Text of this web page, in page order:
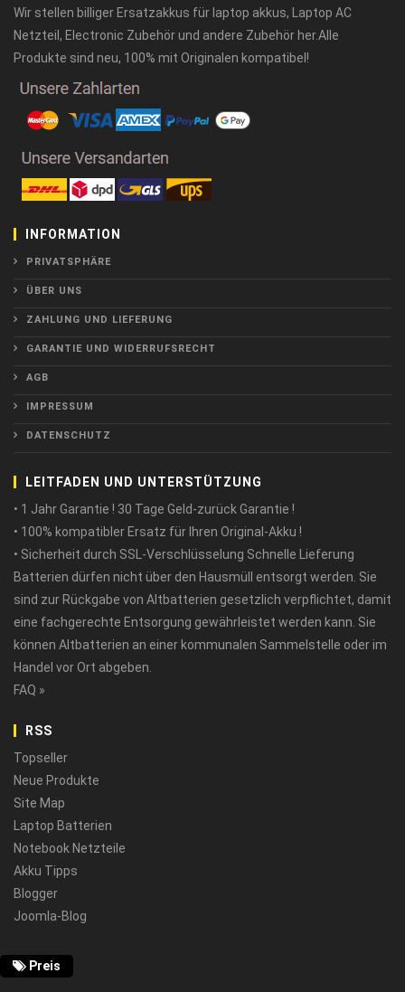
Wir stellen billiger Ersatzakkus für laptop akkus, Laptop AC
Netzteil, Electronic Zubehör und andere Zubehör her.Alle
Produkte sind neu, 100% mit Originalen kompatibel!
INFORMATION
PRIVATSPHÄRE
ÜBER UNS
ZAHLUNG UND LIEFERUNG
GARANTIE UND WIDERRUFSRECHT
AGB
IMPRESSUM
DATENSCHUTZ
LEITFADEN UND UNTERSTÜTZUNG
• 1 Jahr Garantie ! 30 Tage Geld-zurück Garantie !
• 100% kompatibler Ersatz für Ihren Original-Akku !
• Sicherheit durch SSL-Verschlüsselung Schnelle Lieferung
Batterien dürfen nicht über den Hausmüll entsorgt werden. Sie
sind zur Rückgabe von Altbatterien gesetzlich verpflichtet, damit
eine fachgerechte Entsorgung gewährleistet werden kann. Sie
können Altbatterien an einer kommunalen Sammelstelle oder im
Handel vor Ort abgeben.
FAQ »
RSS
Topseller
Neue Produkte
Site Map
Laptop Batterien
Notebook Netzteile
Akku Tipps
Blogger
Joomla-Blog
Preis